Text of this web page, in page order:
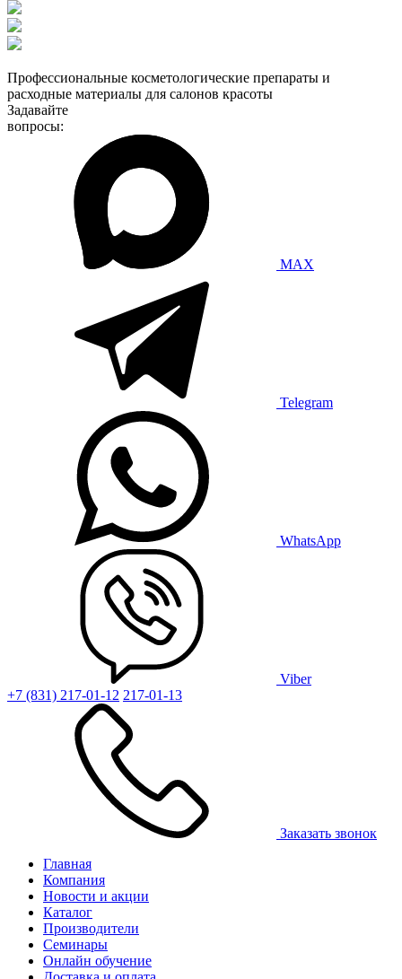
Профессиональные косметологические препараты и
расходные материалы для салонов красоты
Задавайте
вопросы:
MAX
Telegram
WhatsApp
Viber
+7 (831) 217-01-12 217-01-13
Заказать звонок
Главная
Компания
Новости и акции
Каталог
Производители
Семинары
Онлайн обучение